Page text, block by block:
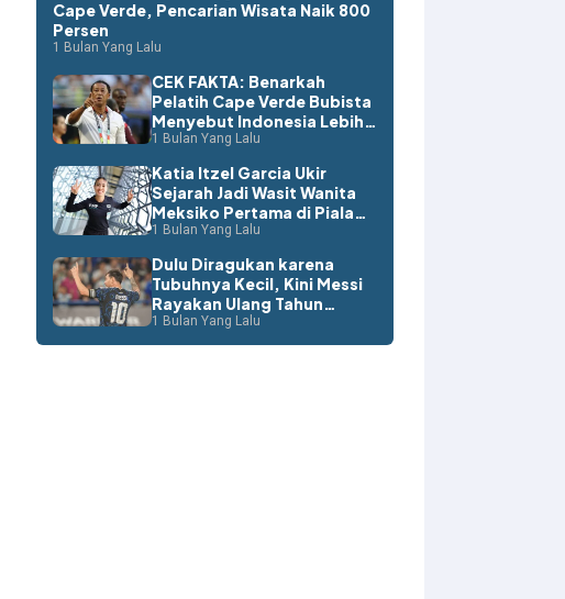
Cape Verde, Pencarian Wisata Naik 800
Persen
1 Bulan Yang Lalu
CEK FAKTA: Benarkah
Pelatih Cape Verde Bubista
Menyebut Indonesia Lebih
Layak ke Piala Dunia?
1 Bulan Yang Lalu
Katia Itzel Garcia Ukir
Sejarah Jadi Wasit Wanita
Meksiko Pertama di Piala
Dunia
1 Bulan Yang Lalu
Dulu Diragukan karena
Tubuhnya Kecil, Kini Messi
Rayakan Ulang Tahun
dengan Rekor Dunia
1 Bulan Yang Lalu